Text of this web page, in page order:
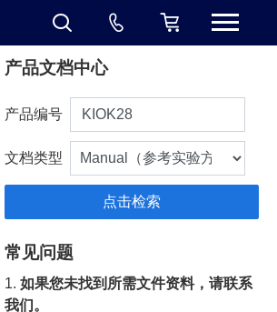
产品文档中心
产品编号
文档类型
常见问题
1.如果您未找到所需文件资料，请联系
我们。